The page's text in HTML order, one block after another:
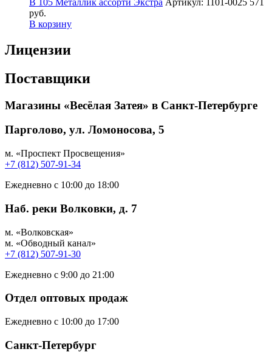
В 105 Металлик ассорти Экстра Артикул: 1101-0025 571
руб.
В корзину
Лицензии
Поставщики
Магазины «Весёлая Затея» в Санкт-Петербурге
Парголово, ул. Ломоносова, 5
м. «Проспект Просвещения»
+7 (812) 507-91-34
Ежедневно с 10:00 до 18:00
Наб. реки Волковки, д. 7
м. «Волковская»
м. «Обводный канал»
+7 (812) 507-91-30
Ежедневно с 9:00 до 21:00
Отдел оптовых продаж
Ежедневно с 10:00 до 17:00
Санкт-Петербург